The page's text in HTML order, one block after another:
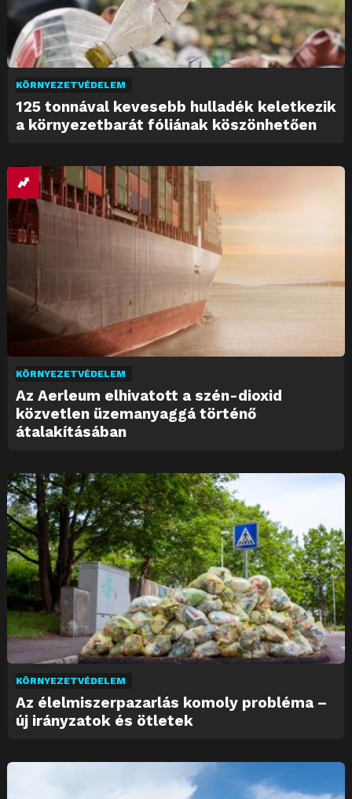
KÖRNYEZETVÉDELEM
125 tonnával kevesebb hulladék keletkezik
a környezetbarát fóliának köszönhetően
KÖRNYEZETVÉDELEM
Az Aerleum elhivatott a szén-dioxid
közvetlen üzemanyaggá történő
átalakításában
KÖRNYEZETVÉDELEM
Az élelmiszerpazarlás komoly probléma –
új irányzatok és ötletek